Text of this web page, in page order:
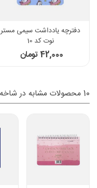
دفترچه یادداشت سیمی مستر
نوت کد 10
42,000 تومان
10 محصولات مشابه در شاخه های مختلف: